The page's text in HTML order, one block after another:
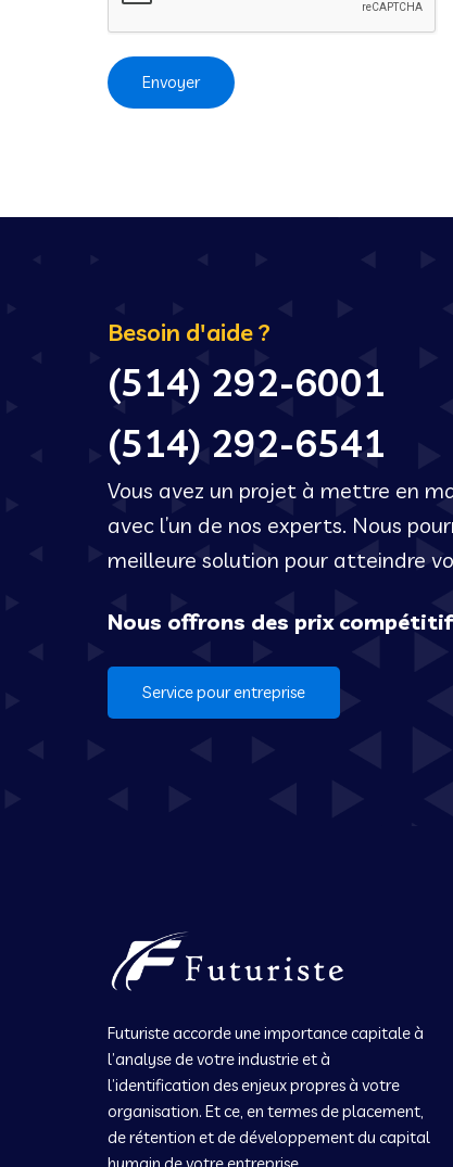
Besoin d'aide ?
(514) 292-6001
(514) 292-6541
Vous avez un projet à mettre en
avec l’un de nos experts. Nous
meilleure solution pour atteindre
Nous offrons des prix
Service pour entreprise
Futuriste accorde une importance capitale à
l’analyse de votre industrie et à
l’identification des enjeux propres à votre
organisation. Et ce, en termes de placement,
de rétention et de développement du capital
humain de votre entreprise.